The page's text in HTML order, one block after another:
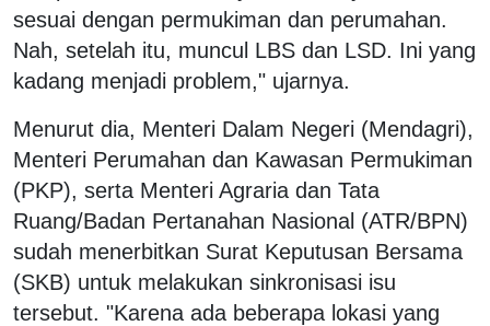
sesuai dengan permukiman dan perumahan.
Nah, setelah itu, muncul LBS dan LSD. Ini yang
kadang menjadi problem," ujarnya.
Menurut dia, Menteri Dalam Negeri (Mendagri),
Menteri Perumahan dan Kawasan Permukiman
(PKP), serta Menteri Agraria dan Tata
Ruang/Badan Pertanahan Nasional (ATR/BPN)
sudah menerbitkan Surat Keputusan Bersama
(SKB) untuk melakukan sinkronisasi isu
tersebut. "Karena ada beberapa lokasi yang